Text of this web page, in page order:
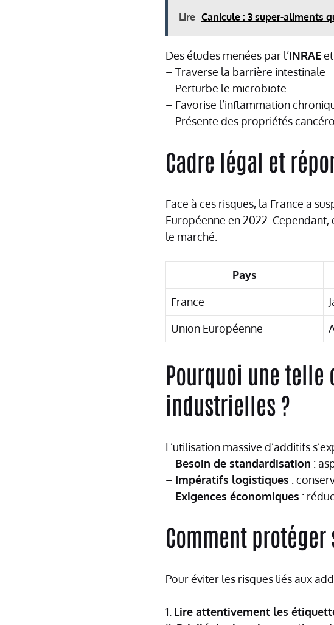
Lire Canicule : 3 super-aliments
Des études menées par l’INRAEet
– Traverse la barrière intestinale
– Perturbe le microbiote
– Favorise l’inflammation
– Présente des propriétés
Cadre légal et
Face à ces risques, la France a
Européenne en 2022.
le marché.
Pays
France
Union Européenne
Pourquoi une telle
industrielles ?
L’utilisation massive d’additifs
– Besoin de standardisation :
– Impératifs logistiques :
– Exigences économiques :
Comment protéger
Pour éviter les risques liés aux
1. Lire attentivement les